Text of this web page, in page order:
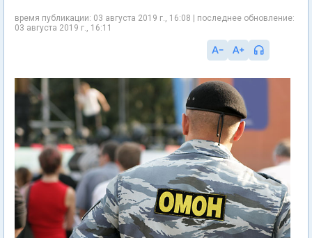
время публикации: 03 августа 2019 г., 16:08 | последнее обновление:
03 августа 2019 г., 16:11